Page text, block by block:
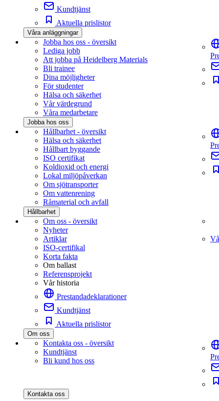
Kundtjänst
Aktuella prislistor
Våra anläggningar
Jobba hos oss - översikt
Lediga jobb
Att jobba på Heidelberg Materials
Bli trainee
Dina möjligheter
För studenter
Hälsa och säkerhet
Vår värdegrund
Våra medarbetare
Jobba hos oss
Hållbarhet - översikt
Hälsa och säkerhet
Hållbart byggande
ISO certifikat
Koldioxid och energi
Lokal miljöpåverkan
Om sjötransporter
Om vattenrening
Råmaterial och avfall
Hållbarhet
Om oss - översikt
Nyheter
Artiklar
ISO-certifikal
Korta fakta
Om ballast
Referensprojekt
Vår historia
Prestandadeklarationer
Kundtjänst
Aktuella prislistor
Om oss
Kontakta oss - översikt
Kundtjänst
Bli kund hos oss
Kontakta oss